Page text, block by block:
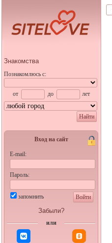
Знакомства
Познакомлюсь с:
от до лет
Найти
Вход на сайт
E-mail:
Пароль:
запомнить Войти
Забыли?
или